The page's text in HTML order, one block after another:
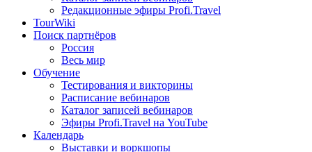
Редакционные эфиры Profi.Travel
TourWiki
Поиск партнёров
Россия
Весь мир
Обучение
Тестирования и викторины
Расписание вебинаров
Каталог записей вебинаров
Эфиры Profi.Travel на YouTube
Календарь
Выставки и воркшопы